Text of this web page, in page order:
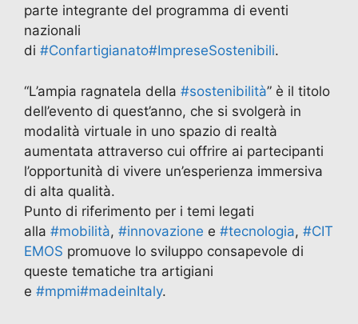
parte integrante del programma di eventi
nazionali
di #Confartigianato#ImpreseSostenibili.
“L’ampia ragnatela della #sostenibilità” è il titolo
dell’evento di quest’anno, che si svolgerà in
modalità virtuale in uno spazio di realtà
aumentata attraverso cui offrire ai partecipanti
l’opportunità di vivere un’esperienza immersiva
di alta qualità.
Punto di riferimento per i temi legati
alla #mobilità, #innovazione e #tecnologia, #CIT
EMOS promuove lo sviluppo consapevole di
queste tematiche tra artigiani
e #mpmi#madeinItaly.